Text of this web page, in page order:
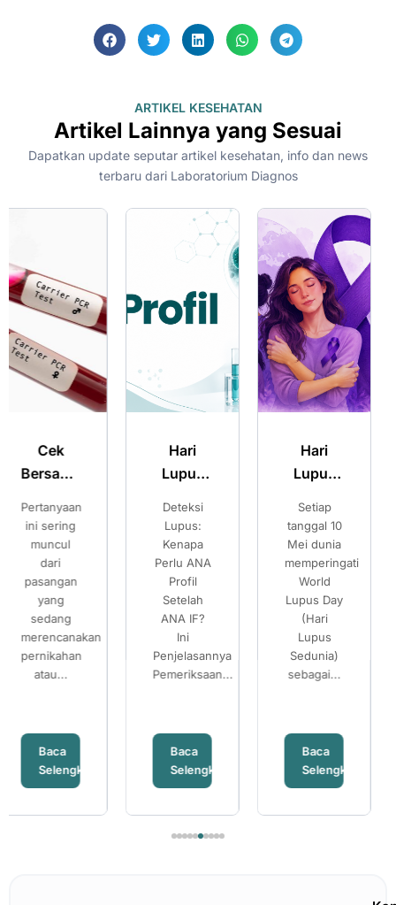
ARTIKEL KESEHATAN
Artikel Lainnya yang Sesuai
Dapatkan update seputar artikel kesehatan, info dan news
terbaru dari Laboratorium Diagnos
Lupus
Kenali
Gejala
Lupus
dan
Pentingnya
Pemeriksaan
ANA IF
Deteksi
Lupus:
Kenapa
Perlu ANA
Profil
Setelah
ANA IF?
Ini
Penjelasannya
Pemeriksaan...
Selengkapnya
Lupus
Kenali
Gejala
Lupus
Pentingnya
Pemeriksaan
ANA IF
Setiap
tanggal 10
Mei dunia
memperingati
World
Lupus Day
(Hari
Sedunia)
sebagai...
Selengkapnya
Kehamilan
Pilihan
Setelah
Mengetahui
Risiko
Pilihan
Setelah
Mengetahui
Risiko
Thalassemia
Banyak
pasangan
kehamilan...